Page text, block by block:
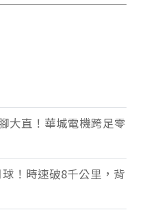
大直！華城電機跨足零
！時速破8千公里，背